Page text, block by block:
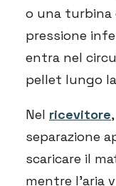
o una turbina
pressione
entra nel
pellet lungo
Nel ricevitore
separazione
scaricare il
mentre l’aria